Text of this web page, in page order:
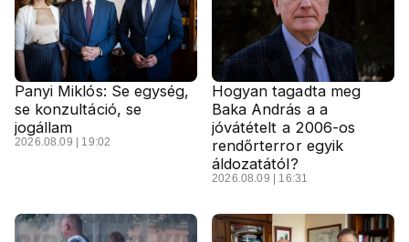
Panyi Miklós: Se egység,
se konzultáció, se
jogállam
2026.08.09 | 19:02
Hogyan tagadta meg
Baka András a a
jóvátételt a 2006-os
rendőrterror egyik
áldozatától?
2026.08.09 | 16:31